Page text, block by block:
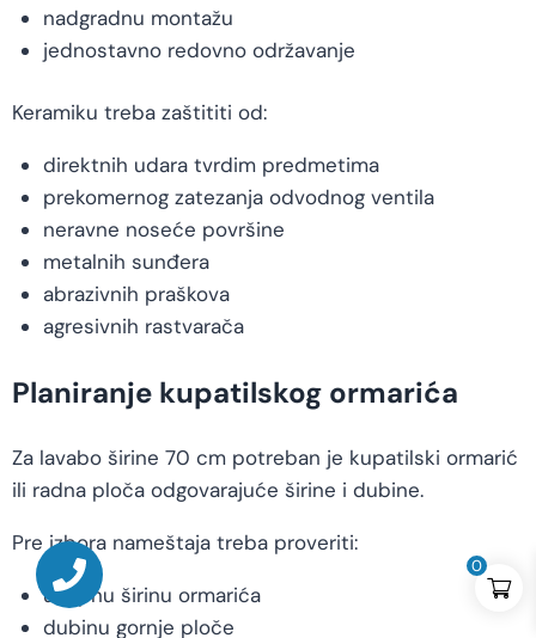
0
nadgradnu montažu
jednostavno redovno održavanje
Keramiku treba zaštititi od:
direktnih udara tvrdim predmetima
prekomernog zatezanja odvodnog ventila
neravne noseće površine
metalnih sunđera
abrazivnih praškova
agresivnih rastvarača
Planiranje kupatilskog ormarića
Za lavabo širine 70 cm potreban je kupatilski ormarić
ili radna ploča odgovarajuće širine i dubine.
Pre izbora nameštaja treba proveriti:
ukupnu širinu ormarića
dubinu gornje ploče